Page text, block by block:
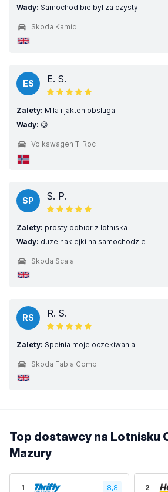
Wady: Samochod bie byl za czysty
Skoda Kamiq
ES E. S.
Zalety: Mila i jakten obsluga
Wady: 😉
Volkswagen T-Roc
SP S. P.
Zalety: prosty odbior z lotniska
Wady: duze naklejki na samochodzie
Skoda Scala
RS R. S.
Zalety: Spełnia moje oczekiwania
Skoda Fabia Combi
Top dostawcy na Lotnisku
Mazury
1 8,8 2